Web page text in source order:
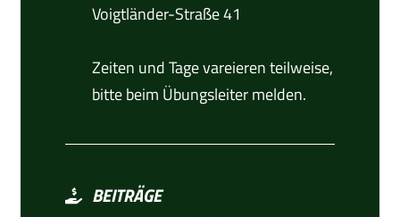
Voigtländer-Straße 41
Zeiten und Tage vareieren teilweise,
bitte beim Übungsleiter melden.
BEITRÄGE